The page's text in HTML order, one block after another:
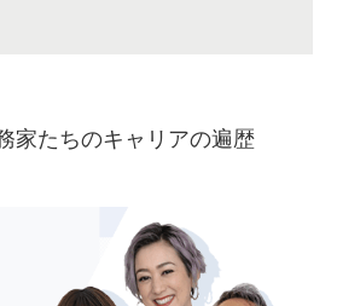
家たちのキャリアの遍歴